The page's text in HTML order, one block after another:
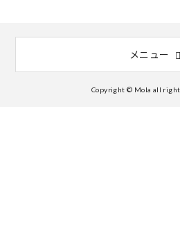
メニュー
Copyright © Mola all